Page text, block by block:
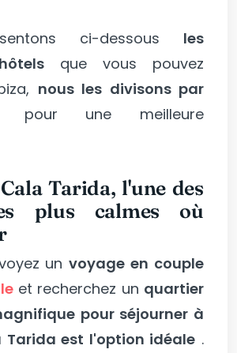
ci-dessous les
que vous pouvez
nous les divisons par
pour une meilleure
Tarida, l'une des
plus calmes où
unvoyage en couple
et recherchez un quartier
pour séjourner à
Tarida est l'option idéale .